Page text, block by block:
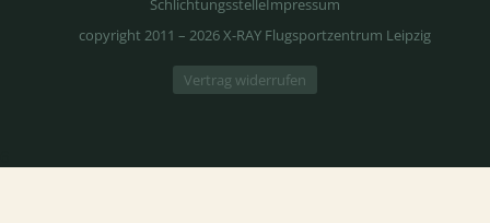
SchlichtungsstelleImpressum
copyright 2011 – 2026 X-RAY Flugsportzentrum Leipzig
Vertrag widerrufen